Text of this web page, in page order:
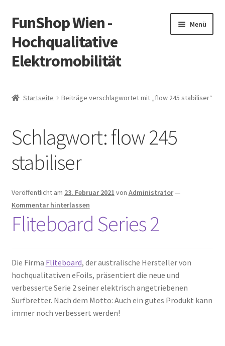
Zur
Navigation
springen
Zum
Inhalt
springen
FunShop Wien -
Hochqualitative
Elektromobilität
Menü
öffnen
Vorsicht Internetbetrug
Über FunShop
Impressum
Zum Onlineshop in der Web Version
Startseite Beiträge verschlagwortet mit „flow 245 stabiliser“
Schlagwort:flow 245
stabiliser
Veröffentlicht am 23. Februar 2021 von Administrator—
Kommentar hinterlassen
Fliteboard Series 2
Die Firma Fliteboard, der australische Hersteller von
hochqualitativen eFoils, präsentiert die neue und
verbesserte Serie 2 seiner elektrisch angetriebenen
Surfbretter. Nach dem Motto: Auch ein gutes Produkt kann
immer noch verbessert werden!